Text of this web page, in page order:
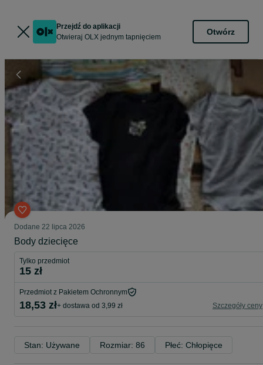
Przejdź do aplikacji
Otwieraj OLX jednym tapnięciem
Otwórz
Dodane 22 lipca 2026
Body dziecięce
Tylko przedmiot
15 zł
Przedmiot z Pakietem Ochronnym
18,53 zł+ dostawa od 3,99 zł Szczegóły ceny
Stan: Używane Rozmiar: 86 Płeć: Chłopięce